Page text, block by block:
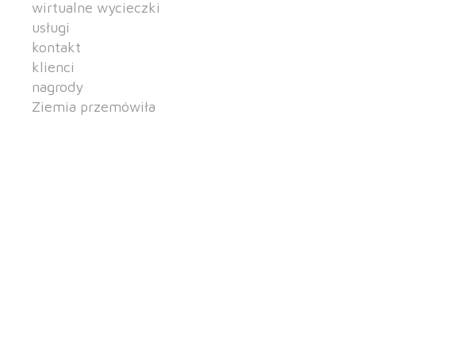
wirtualne wycieczki
usługi
kontakt
klienci
nagrody
Ziemia przemówiła